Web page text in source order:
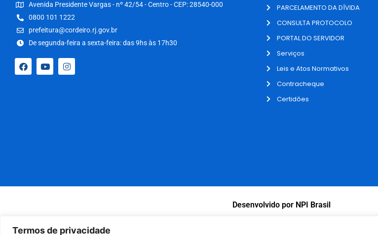
Termos de privacidade
Avenida Presidente Vargas - nº 42/54 - Centro - CEP: 28540-000
0800 101 1222
prefeitura@cordeiro.rj.gov.br
De segunda-feira a sexta-feira: das 9hs às 17h30
PARCELAMENTO DA DÍVIDA
CONSULTA PROTOCOLO
PORTAL DO SERVIDOR
Serviços
Leis e Atos Normativos
Contracheque
Certidões
Desenvolvido por NPI Brasil